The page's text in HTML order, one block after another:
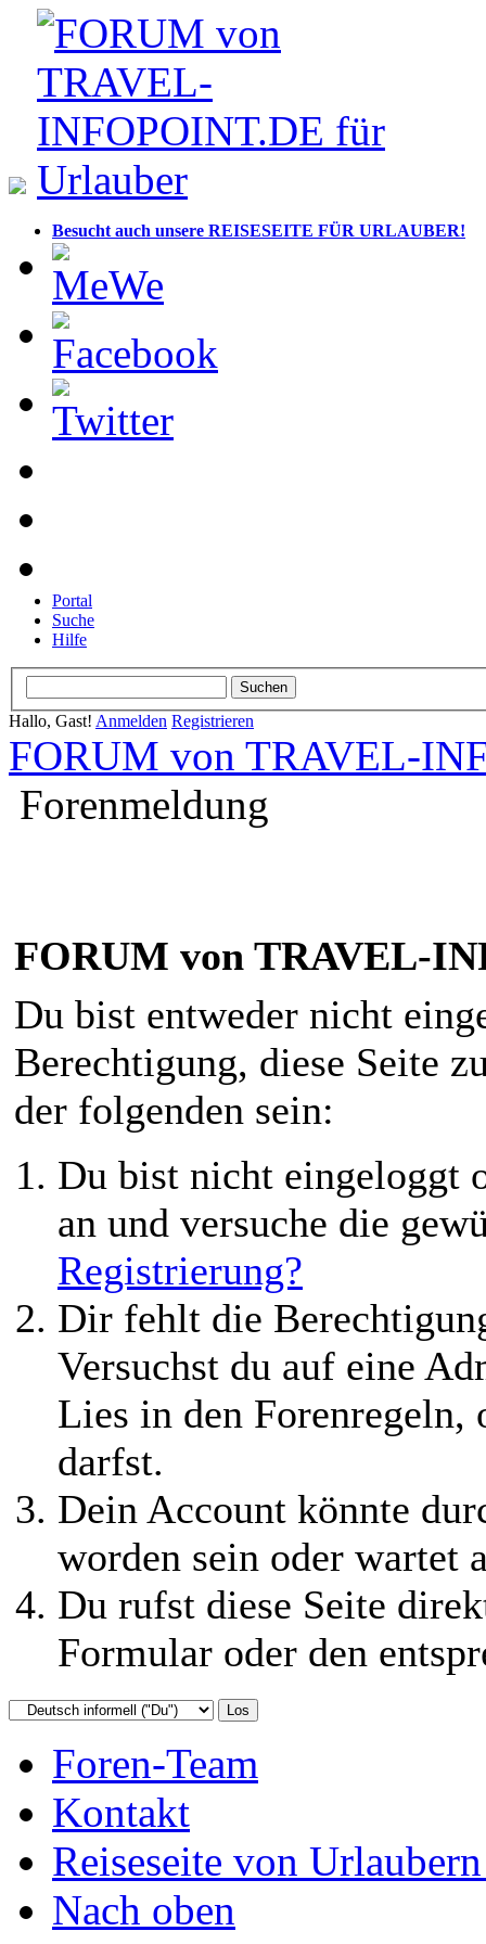
Besucht auch unsere REISESEITE FÜR URLAUBER!
Portal
Suche
Hilfe
Hallo, Gast! Anmelden Registrieren
FORUM von TRAVEL-
Forenmeldung
FORUM von TRAVEL-
Du bist entweder nicht
Berechtigung, diese Seite
der folgenden sein:
Du bist nicht eingeloggt
an und versuche die
Registrierung?
Dir fehlt die
Versuchst du auf eine
Lies in den Forenregeln,
darfst.
Dein Account könnte
worden sein oder wartet
Du rufst diese Seite
Formular oder den
Foren-Team
Kontakt
Reiseseite von
Nach oben